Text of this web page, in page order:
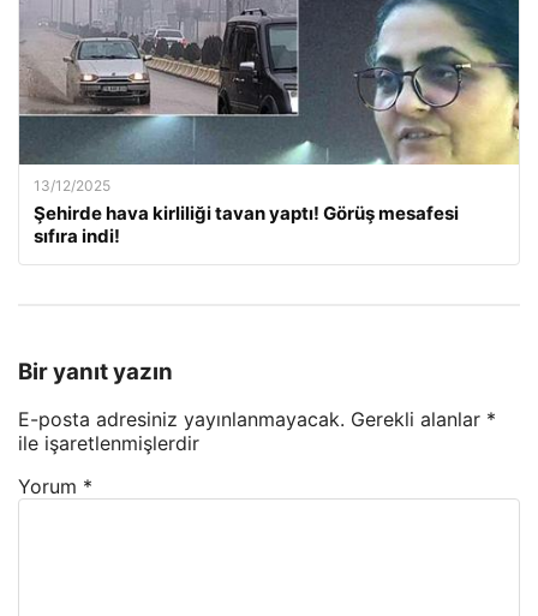
13/12/2025
Şehirde hava kirliliği tavan yaptı! Görüş mesafesi
sıfıra indi!
Bir yanıt yazın
E-posta adresiniz yayınlanmayacak. Gerekli alanlar *
ile işaretlenmişlerdir
Yorum *